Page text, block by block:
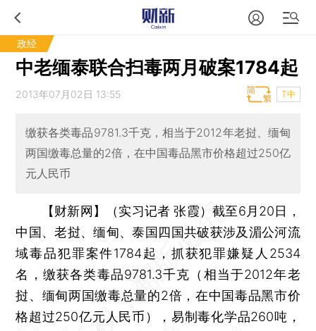
政经
中老缅泰联合扫毒两月破案1784起
2013年07月02日 13:55 T中
缴获各类毒品9781.3千克，相当于2012年老挝、缅甸
两国缴毒总量的2倍，在中国毒品黑市价格超过250亿
元人民币
【财新网】（实习记者 张霞）截至6月20日，
中国、老挝、缅甸、泰国四国共破获涉及湄公河流
域毒品犯罪案件1784起，抓获犯罪嫌疑人2534
名，缴获各类毒品9781.3千克（相当于2012年老
挝、缅甸两国缴毒总量的2倍，在中国毒品黑市价
格超过250亿元人民币），易制毒化学品260吨，